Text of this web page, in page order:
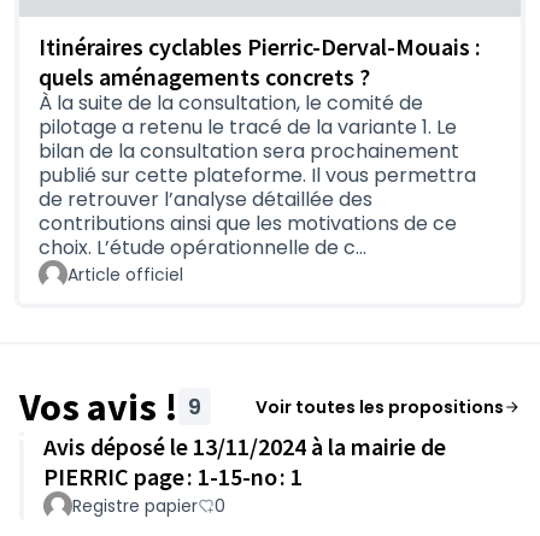
Itinéraires cyclables Pierric-Derval-Mouais :
quels aménagements concrets ?
À la suite de la consultation, le comité de
pilotage a retenu le tracé de la variante 1. Le
bilan de la consultation sera prochainement
publié sur cette plateforme. Il vous permettra
de retrouver l’analyse détaillée des
contributions ainsi que les motivations de ce
choix. L’étude opérationnelle de c…
Article officiel
Vos avis ! 9 Voir toutes les propositions
Avis déposé le 13/11/2024 à la mairie de
PIERRIC page : 1-15-no : 1
Registre papier 0